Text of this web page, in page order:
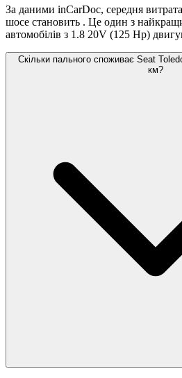
За даними inCarDoc, середня
шосе становить . Це один з
автомобілів з 1.8 20V (125 Hp)
Скільки пального споживає Seat
км?